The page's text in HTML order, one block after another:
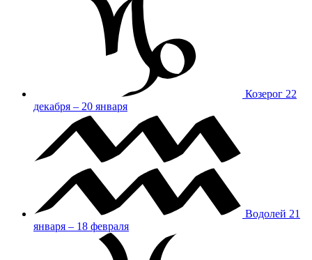
Козерог 22
декабря – 20 января
Водолей 21
января – 18 февраля